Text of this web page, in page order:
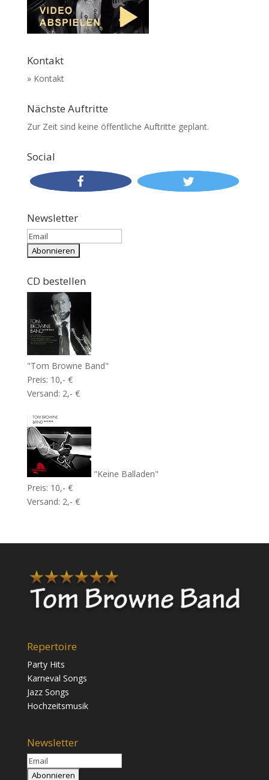
Kontakt
» Kontakt
Nächste Auftritte
Zur Zeit sind keine öffentliche Auftritte geplant.
Social
Newsletter
CD bestellen
"Tom Browne Band"
Preis: 10,- €
Versand: 2,- €
"Keine Balladen"
Preis: 10,- €
Versand: 2,- €
Repertoire
Party Hits
Karneval Songs
Jazz Songs
Hochzeitsmusik
Newsletter